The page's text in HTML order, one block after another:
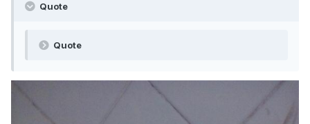
Quote
Quote